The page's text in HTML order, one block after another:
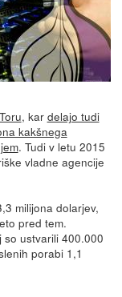
, kar delajo tudi
kakšnega
. Tudi v letu 2015
vladne agencije
milijona dolarjev,
pred tem.
ustvarili 400.000
porabi 1,1